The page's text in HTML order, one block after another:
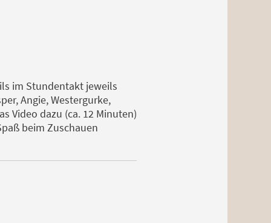
im Stundentakt jeweils
Angie, Westergurke,
Video dazu (ca. 12 Minuten)
beim Zuschauen